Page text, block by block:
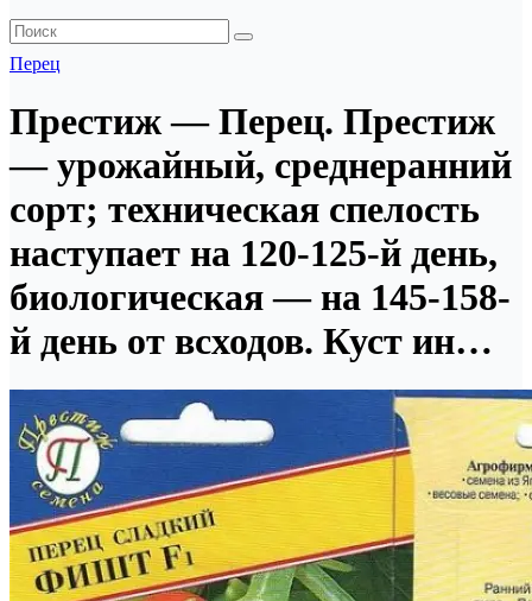
Перец
Престиж — Перец. Престиж
— урожайный, среднеранний
сорт; техническая спелость
наступает на 120-125-й день,
биологическая — на 145-158-
й день от всходов. Куст ин…